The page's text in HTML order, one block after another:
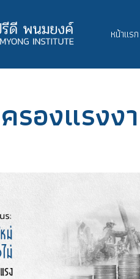
Main
หน้าแรก
รองแรงง